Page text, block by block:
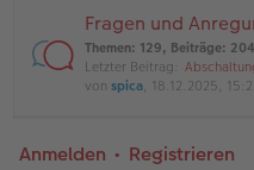
Fragen und
Themen: 129, Beiträge:
Letzter Beitrag:
von spica, 18.12.2025,
Anmelden • Registrieren